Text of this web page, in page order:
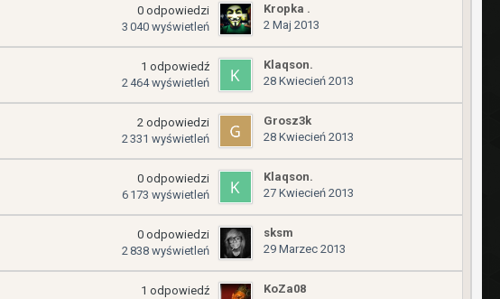
0 odpowiedzi
3 040 wyświetleń
Kropka .
2 Maj 2013
1 odpowiedź
2 464 wyświetleń
Klaqson.
28 Kwiecień 2013
2 odpowiedzi
2 331 wyświetleń
Grosz3k
28 Kwiecień 2013
0 odpowiedzi
6 173 wyświetleń
Klaqson.
27 Kwiecień 2013
0 odpowiedzi
2 838 wyświetleń
sksm
29 Marzec 2013
1 odpowiedź
KoZa08